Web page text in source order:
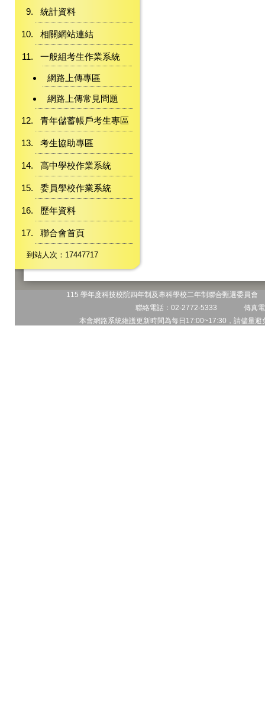
統計資料
相關網站連結
一般組考生作業系統
網路上傳專區
網路上傳常見問題
青年儲蓄帳戶考生專區
考生協助專區
高中學校作業系統
委員學校作業系統
歷年資料
聯合會首頁
到站人次：17447717
115 學年度科技校院四年制及專科學校二年制聯合甄選委員
聯絡電話：02-2772-5333 傳真
本會網路系統維護更新時間為每日17:00~17:30，請儘量